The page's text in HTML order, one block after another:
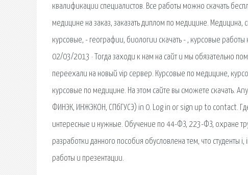
квалификации специалистов. Все работы можно скачать
медицине на заказ, заказать диплом по медицине.
курсовые, - географии, биологии скачать - , курсовые
02/03/2013 · Тогда заходи к нам на сайт и мы обязательно
переехали на новый vip сервер. Курсовые по медицине,
курсовые по медицине. На этом сайте вы сможете скачать.
ФИНЭК, ИНЖЭКОН, СПбГУСЭ) in 0. Log in or sign up to contact.
интересные и нужные. Обучение по 44-ФЗ, 223-ФЗ, охране
разработки данного пособия обусловлена тем, что студенты
работы и презентации.